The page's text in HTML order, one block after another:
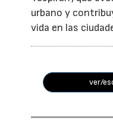
urbano y
vida en las
ver/